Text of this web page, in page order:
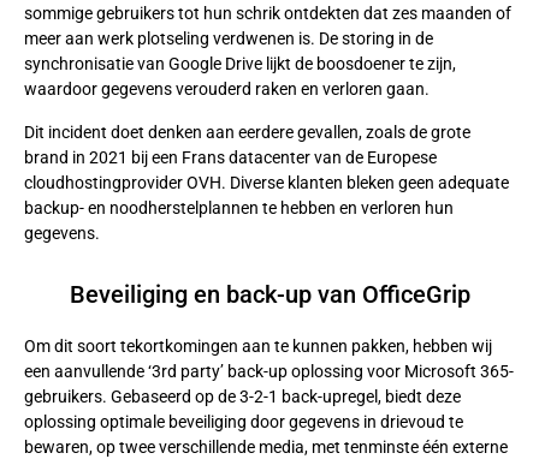
sommige gebruikers tot hun schrik ontdekten dat zes maanden of
meer aan werk plotseling verdwenen is. De storing in de
synchronisatie van Google Drive lijkt de boosdoener te zijn,
waardoor gegevens verouderd raken en verloren gaan.
Dit incident doet denken aan eerdere gevallen, zoals de grote
brand in 2021 bij een Frans datacenter van de Europese
cloudhostingprovider OVH. Diverse klanten bleken geen adequate
backup- en noodherstelplannen te hebben en verloren hun
gegevens.
Beveiliging en back-up van OfficeGrip
Om dit soort tekortkomingen aan te kunnen pakken, hebben wij
een aanvullende ‘3rd party’ back-up oplossing voor Microsoft 365-
gebruikers. Gebaseerd op de 3-2-1 back-upregel, biedt deze
oplossing optimale beveiliging door gegevens in drievoud te
bewaren, op twee verschillende media, met tenminste één externe